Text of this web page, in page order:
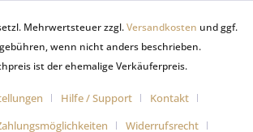
Mehrwertsteuer zzgl.Versandkosten und ggf.
wenn nicht anders beschrieben.
ist der ehemalige Verkäuferpreis.
Hilfe / Support
Kontakt
Widerrufsrecht